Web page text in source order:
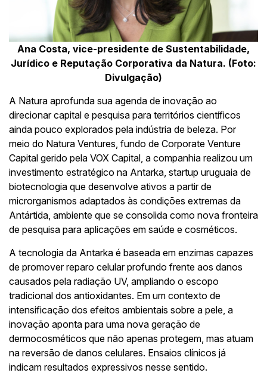
Ana Costa, vice-presidente de Sustentabilidade,
Jurídico e Reputação Corporativa da Natura. (Foto:
Divulgação)
A Natura aprofunda sua agenda de inovação ao
direcionar capital e pesquisa para territórios científicos
ainda pouco explorados pela indústria de beleza. Por
meio do Natura Ventures, fundo de Corporate Venture
Capital gerido pela VOX Capital, a companhia realizou um
investimento estratégico na Antarka, startup uruguaia de
biotecnologia que desenvolve ativos a partir de
microrganismos adaptados às condições extremas da
Antártida, ambiente que se consolida como nova fronteira
de pesquisa para aplicações em saúde e cosméticos.
A tecnologia da Antarka é baseada em enzimas capazes
de promover reparo celular profundo frente aos danos
causados pela radiação UV, ampliando o escopo
tradicional dos antioxidantes. Em um contexto de
intensificação dos efeitos ambientais sobre a pele, a
inovação aponta para uma nova geração de
dermocosméticos que não apenas protegem, mas atuam
na reversão de danos celulares. Ensaios clínicos já
indicam resultados expressivos nesse sentido.